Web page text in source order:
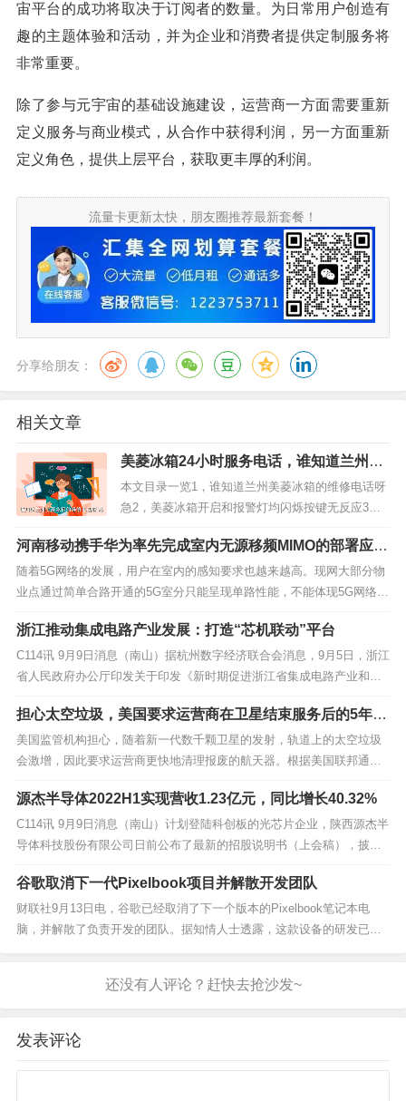
宙平台的成功将取决于订阅者的数量。为日常用户创造有
趣的主题体验和活动，并为企业和消费者提供定制服务将
非常重要。
除了参与元宇宙的基础设施建设，运营商一方面需要重新
定义服务与商业模式，从合作中获得利润，另一方面重新
定义角色，提供上层平台，获取更丰厚的利润。
流量卡更新太快，朋友圈推荐最新套餐！
分享给朋友：
相关文章
美菱冰箱24小时服务电话，谁知道兰州美
菱冰箱的维修电话呀 急
本文目录一览1，谁知道兰州美菱冰箱的维修电话呀
急2，美菱冰箱开启和报警灯均闪烁按键无反应3，
美菱冰箱质量差售后差4，美菱冰箱的上门维修收费
吗5，95508是什么电话 6，美菱冰箱质量怎么样冰
箱报价价格表美菱冰箱1，谁知道兰州美菱冰箱的维
修电话呀 急是0931-2182559吧。他们是专业维修
的！2...
河南移动携手华为率先完成室内无源移频MIMO的部署应
用，探索传统室分“单改双”低成本解决方案
随着5G网络的发展，用户在室内的感知要求也越来越高。现网大部分物
业点通过简单合路开通的5G室分只能呈现单路性能，不能体现5G网络的
速率优势。传统单路升级改造双路需要新增馈缆及远端，工程量较大，
成本较高。河南移动现网90%左右为传统单路室分，如何有效利用存量
传统单路室分发挥余热，高效低成本实现5G双路...
浙江推动集成电路产业发展：打造“芯机联动”平台
C114讯 9月9日消息（南山）据杭州数字经济联合会消息，9月5日，浙江
省人民政府办公厅印发关于印发《新时期促进浙江省集成电路产业和软
件产业高质量发展的若干政策》。本政策适用于符合条件的集成电路设
计（含知识产权〔IP〕、电子设计自动化〔EDA〕工具）、制造、装
备、材料、封测企业及机构和以软件产品开发...
担心太空垃圾，美国要求运营商在卫星结束服务后的5年内
清理废弃卫星
美国监管机构担心，随着新一代数千颗卫星的发射，轨道上的太空垃圾
会激增，因此要求运营商更快地清理报废的航天器。根据美国联邦通信
委员会 (FCC) 主席杰西卡 罗森沃塞尔 (Jessica Rosenworcel) 周四发布
的一项提案，运营商将需要在卫星结束服务后的 5 年内让他们脱离轨
道，而目前的要求...
源杰半导体2022H1实现营收1.23亿元，同比增长40.32%
C114讯 9月9日消息（南山）计划登陆科创板的光芯片企业，陕西源杰半
导体科技股份有限公司日前公布了最新的招股说明书（上会稿），披露
了今年上半年的核心经营数据。招股书显示，源杰半导体上半年实现营
收1.23亿元，同比增长40.32%；净利润4905万元，同比增长51.01%。
业绩增长主要系相关产品销售...
谷歌取消下一代Pixelbook项目并解散开发团队
财联社9月13日电，谷歌已经取消了下一个版本的Pixelbook笔记本电
脑，并解散了负责开发的团队。据知情人士透露，这款设备的研发已经
门。谷歌首席执行官皮查伊几个月来一直表示，...
发表评论